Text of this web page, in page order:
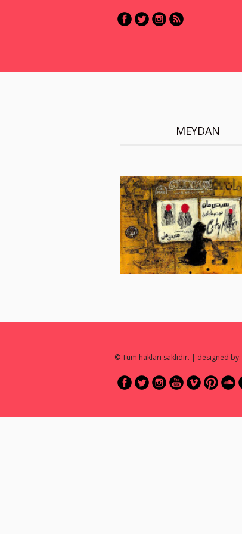
MEYDAN
© Tüm hakları saklıdır. | designed by: